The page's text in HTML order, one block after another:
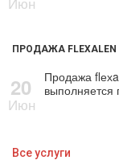
ПРОДАЖА
20
Июн
Продажа
выполняется
Все услуги